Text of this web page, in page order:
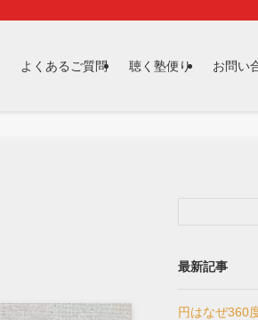
よくあるご質問 聴く塾便り お問い
最新記事
円はなぜ360